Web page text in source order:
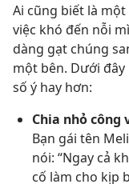
Ai cũng biết là một
việc khó đến nỗi
dàng gạt chúng
một bên. Dưới
số ý hay hơn:
Chia nhỏ công
Bạn gái tên
nói: “Ngay cả
cố làm cho kịp